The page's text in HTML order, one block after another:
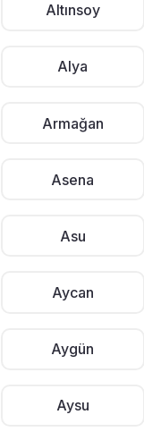
Altınsoy
Alya
Armağan
Asena
Asu
Aycan
Aygün
Aysu